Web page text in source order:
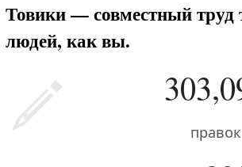
Товики — совместный труд
людей, как вы.
правок